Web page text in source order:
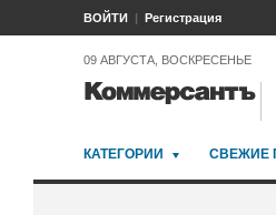
ВОЙТИ Регистрация
09 АВГУСТА, ВОСКРЕСЕНЬЕ
КАТЕГОРИИ СВЕЖИЕ